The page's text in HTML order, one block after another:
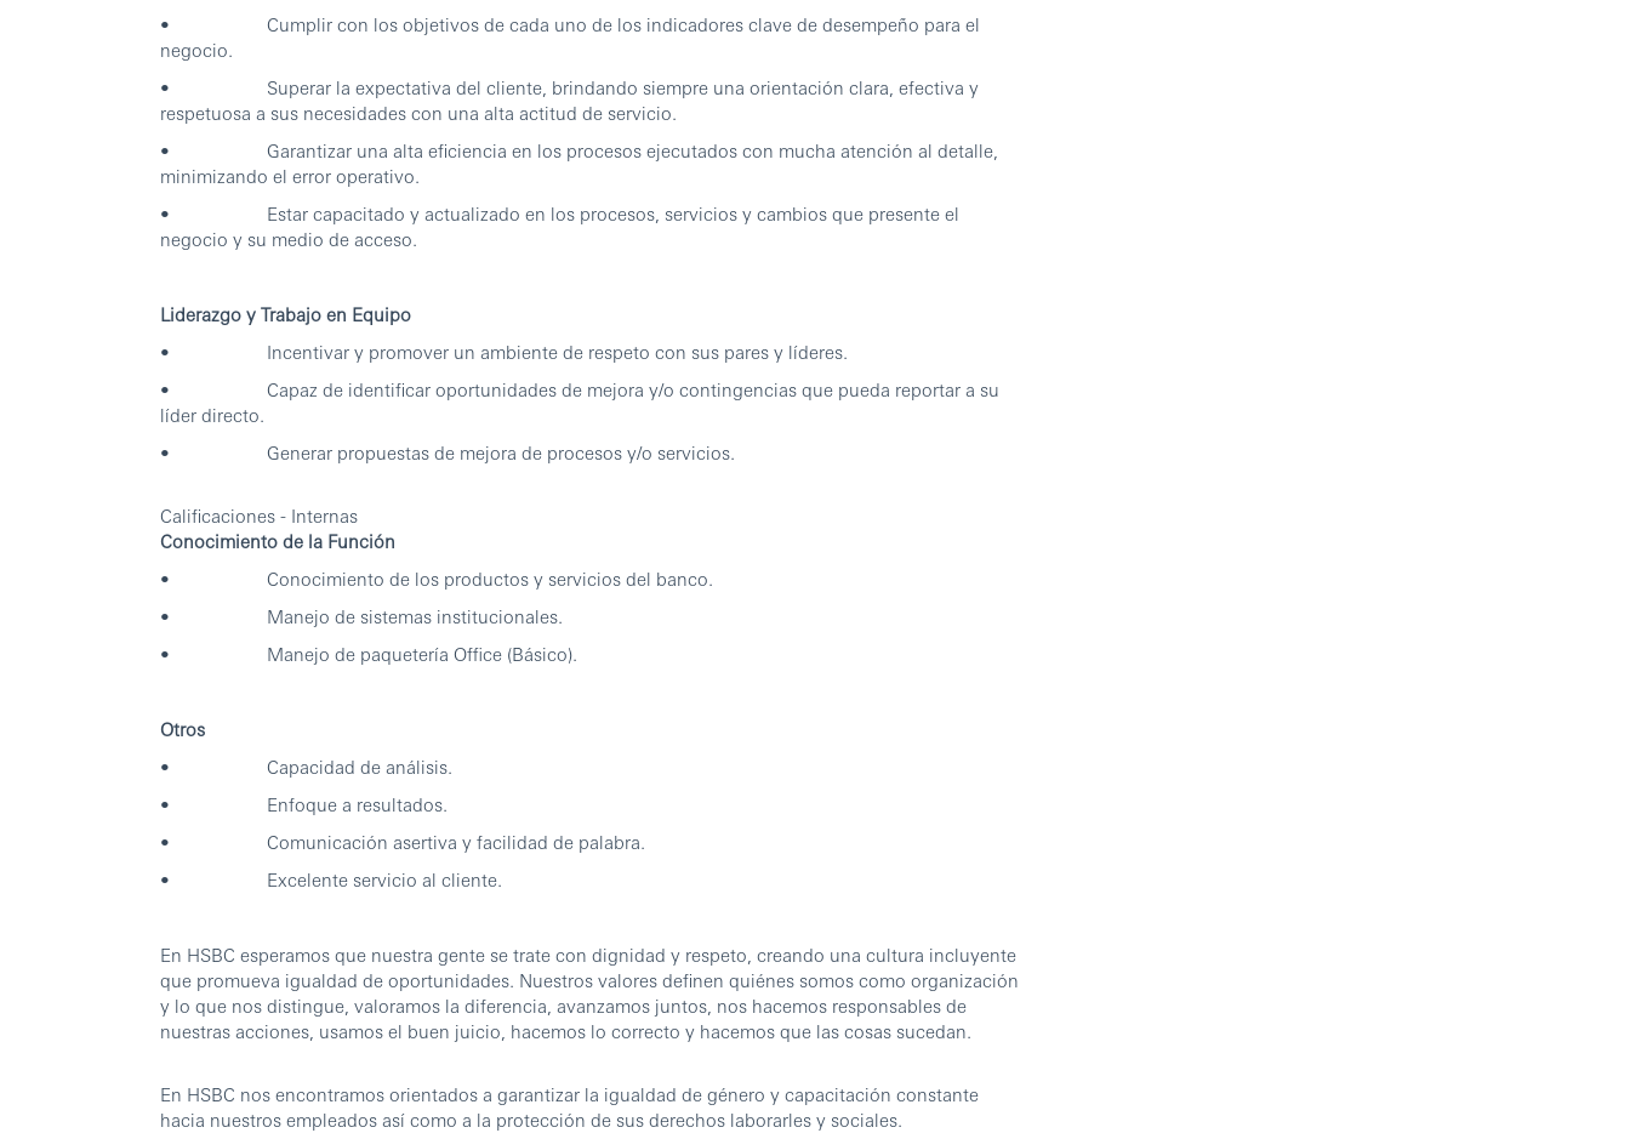
• Cumplir con los objetivos de cada uno de los indicadores clave de desempeño para el
negocio.
• Superar la expectativa del cliente, brindando siempre una orientación clara, efectiva y
respetuosa a sus necesidades con una alta actitud de servicio.
• Garantizar una alta eficiencia en los procesos ejecutados con mucha atención al detalle,
minimizando el error operativo.
• Estar capacitado y actualizado en los procesos, servicios y cambios que presente el
negocio y su medio de acceso.
Liderazgo y Trabajo en Equipo
• Incentivar y promover un ambiente de respeto con sus pares y líderes.
• Capaz de identificar oportunidades de mejora y/o contingencias que pueda reportar a su
líder directo.
• Generar propuestas de mejora de procesos y/o servicios.
Calificaciones - Internas
Conocimiento de la Función
• Conocimiento de los productos y servicios del banco.
• Manejo de sistemas institucionales.
• Manejo de paquetería Office (Básico).
Otros
• Capacidad de análisis.
• Enfoque a resultados.
• Comunicación asertiva y facilidad de palabra.
• Excelente servicio al cliente.
En HSBC esperamos que nuestra gente se trate con dignidad y respeto, creando una cultura incluyente
que promueva igualdad de oportunidades. Nuestros valores definen quiénes somos como organización
y lo que nos distingue, valoramos la diferencia, avanzamos juntos, nos hacemos responsables de
nuestras acciones, usamos el buen juicio, hacemos lo correcto y hacemos que las cosas sucedan.
En HSBC nos encontramos orientados a garantizar la igualdad de género y capacitación constante
hacia nuestros empleados así como a la protección de sus derechos laborarles y sociales.